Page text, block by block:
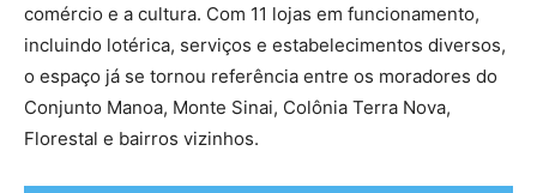
comércio e a cultura. Com 11 lojas em funcionamento,
incluindo lotérica, serviços e estabelecimentos diversos,
o espaço já se tornou referência entre os moradores do
Conjunto Manoa, Monte Sinai, Colônia Terra Nova,
Florestal e bairros vizinhos.